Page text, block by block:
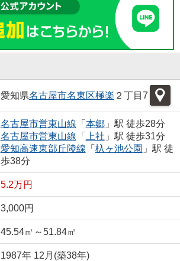
愛知県名古屋市名東区極楽 ２丁目7
名古屋市営東山線 「 本郷」駅 徒歩28分
名古屋市営東山線 「 上社 」駅 徒歩31分
愛知高速東部丘陵線 「 杁ヶ池公園 」駅 徒
歩38分
5.2万円
3,000円
45.54㎡～51.84㎡
1987年 12月(築38年)